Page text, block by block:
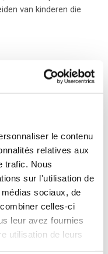
le contenu
relatives aux
trafic. Nous
sur l'utilisation de
sociaux, de
celles-ci
leur avez fournies
utilisation de leurs
van kinderen die